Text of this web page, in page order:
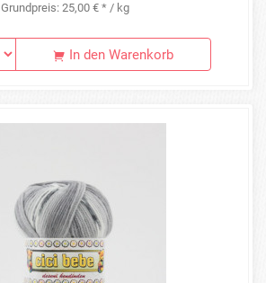
Grundpreis: 25,00 € * / kg
In den Warenkorb